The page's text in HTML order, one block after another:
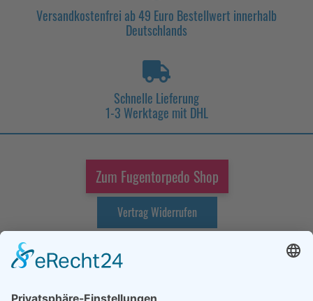
Versandkostenfrei ab 49 Euro Bestellwert innerhalb
Deutschlands
Schnelle Lieferung
1-3 Werktage mit DHL
Zum Fugentorpedo Shop
Vertrag Widerrufen
Cookie-Einstellungen